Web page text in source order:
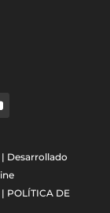
| Desarrollado
| POLÍTICA DE